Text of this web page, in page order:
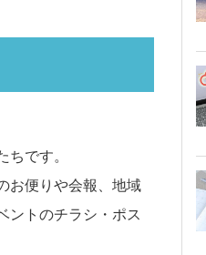
です。
お便りや会報、地域
ントのチラシ・ポス